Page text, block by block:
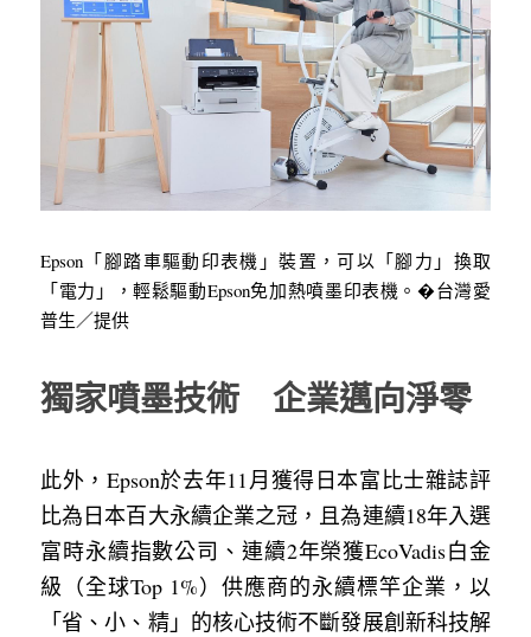
Epson「腳踏車驅動印表機」裝置，可以「腳力」換取
「電力」，輕鬆驅動Epson免加熱噴墨印表機。�台灣愛
普生／提供
獨家噴墨技術　企業邁向淨零
此外，Epson於去年11月獲得日本富比士雜誌評
比為日本百大永續企業之冠，且為連續18年入選
富時永續指數公司、連續2年榮獲EcoVadis白金
級（全球Top 1%）供應商的永續標竿企業，以
「省、小、精」的核心技術不斷發展創新科技解